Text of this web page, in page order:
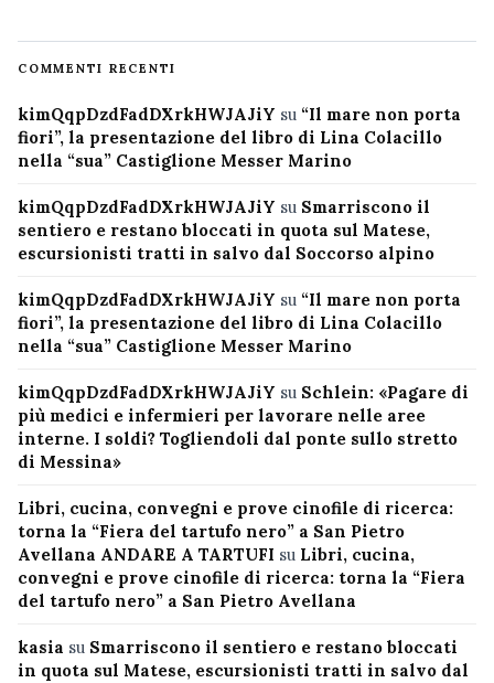
COMMENTI RECENTI
kimQqpDzdFadDXrkHWJAJiY su “Il mare non porta
fiori”, la presentazione del libro di Lina Colacillo
nella “sua” Castiglione Messer Marino
kimQqpDzdFadDXrkHWJAJiY su Smarriscono il
sentiero e restano bloccati in quota sul Matese,
escursionisti tratti in salvo dal Soccorso alpino
kimQqpDzdFadDXrkHWJAJiY su “Il mare non porta
fiori”, la presentazione del libro di Lina Colacillo
nella “sua” Castiglione Messer Marino
kimQqpDzdFadDXrkHWJAJiY su Schlein: «Pagare di
più medici e infermieri per lavorare nelle aree
interne. I soldi? Togliendoli dal ponte sullo stretto
di Messina»
Libri, cucina, convegni e prove cinofile di ricerca:
torna la “Fiera del tartufo nero” a San Pietro
Avellana ANDARE A TARTUFI su Libri, cucina,
convegni e prove cinofile di ricerca: torna la “Fiera
del tartufo nero” a San Pietro Avellana
kasia su Smarriscono il sentiero e restano bloccati
in quota sul Matese, escursionisti tratti in salvo dal